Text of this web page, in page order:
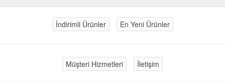
İndirimli Ürünler En Yeni Ürünler
Müşteri Hizmetleri İletişim